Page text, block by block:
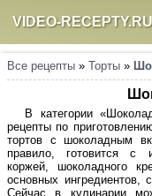
VIDEO-RECEPTY.RU
Все рецепты » Торты »
В категории
рецепты по
тортов с шоколадным
правило, готовится с
коржей, шоколадного
основных ингредиентов,
Сейчас в кулинарии